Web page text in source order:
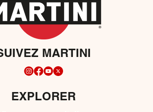
MARTINI
EXPLORER